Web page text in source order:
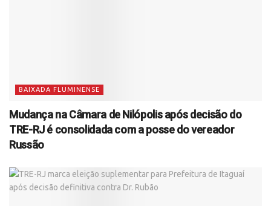
BAIXADA FLUMINENSE
Mudança na Câmara de Nilópolis após decisão do
TRE-RJ é consolidada com a posse do vereador
Russão